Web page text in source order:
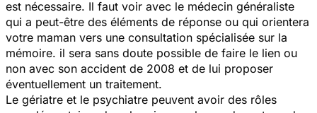
est nécessaire. Il faut voir avec le médecin généraliste
qui a peut-être des éléments de réponse ou qui orientera
votre maman vers une consultation spécialisée sur la
mémoire. il sera sans doute possible de faire le lien ou
non avec son accident de 2008 et de lui proposer
éventuellement un traitement.
Le gériatre et le psychiatre peuvent avoir des rôles